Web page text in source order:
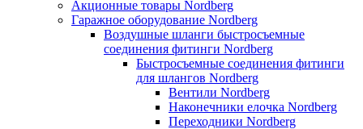
Акционные товары Nordberg
Гаражное оборудование Nordberg
Воздушные шланги быстросъемные
соединения фитинги Nordberg
Быстросъемные соединения фитинги
для шлангов Nordberg
Вентили Nordberg
Наконечники елочка Nordberg
Переходники Nordberg